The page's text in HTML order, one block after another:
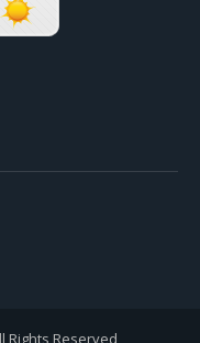
Rights Reserved